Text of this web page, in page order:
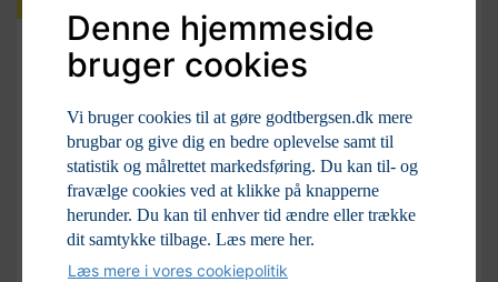
Denne hjemmeside
bruger cookies
Vi bruger cookies til at gøre godtbergsen.dk mere
brugbar og give dig en bedre oplevelse samt til
statistik og målrettet markedsføring. Du kan til- og
fravælge cookies ved at klikke på knapperne
herunder. Du kan til enhver tid ændre eller trække
dit samtykke tilbage. Læs mere her.
Læs mere i vores cookiepolitik